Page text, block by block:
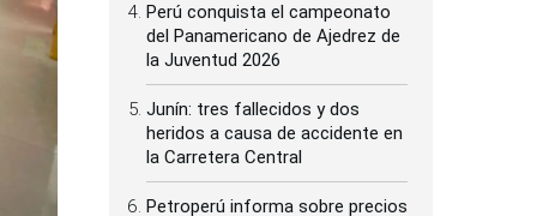
Perú conquista el campeonato
del Panamericano de Ajedrez de
la Juventud 2026
Junín: tres fallecidos y dos
heridos a causa de accidente en
la Carretera Central
Petroperú informa sobre precios